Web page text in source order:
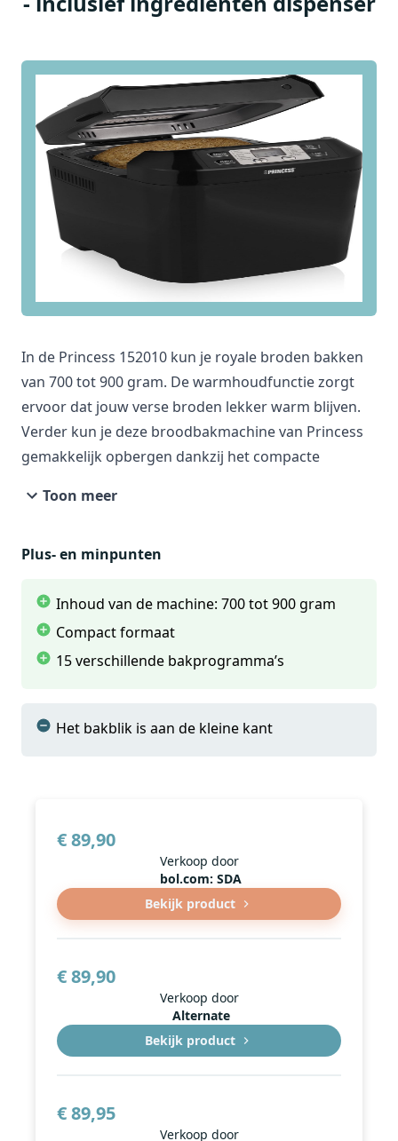
€ 95,94€ 79,95
Verkoop door
Expert.nl
Bekijk product
Verkoop door
Conrad
Bekijk product
€ 97,90
Verkoop door
Frank.nl
In de Princess 152010 kun je royale broden bakken
van 700 tot 900 gram. De warmhoudfunctie zorgt
ervoor dat jouw verse broden lekker warm blijven.
Verder kun je deze broodbakmachine van Princess
gemakkelijk opbergen dankzij het compacte
Toon meer
Plus- en minpunten
Inhoud van de machine: 700 tot 900 gram
Compact formaat
15 verschillende bakprogramma’s
Het bakblik is aan de kleine kant
€ 89,90
Verkoop door
bol.com: SDA
Bekijk product
€ 89,90
Verkoop door
Alternate
Bekijk product
€ 89,95
Verkoop door